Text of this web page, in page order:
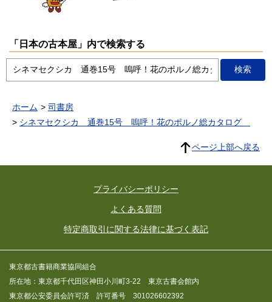
「日本の古本屋」内で検索する
ホーム
司書房
シネマセクシカ 通巻15号 嗚呼！花のポルノ総カタログ
ページ上部へ戻る
プライバシーポリシー
よくある質問
特定商取引に関する法律に基づく表記
東京都古書籍商業協同組合
所在地：東京都千代田区神田小川町3-22 東京古書会館内
東京都公安委員会許可済 許可番号 301026602392